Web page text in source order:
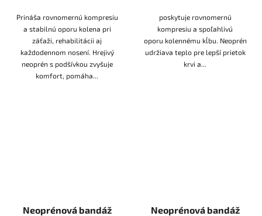
Prináša rovnomernú kompresiu
a stabilnú oporu kolena pri
záťaži, rehabilitácii aj
každodennom nosení. Hrejivý
neoprén s podšívkou zvyšuje
komfort, pomáha...
poskytuje rovnomernú
kompresiu a spoľahlivú
oporu kolennému kĺbu. Neoprén
udržiava teplo pre lepší prietok
krvi a...
Neoprénová bandáž
Neoprénová bandáž